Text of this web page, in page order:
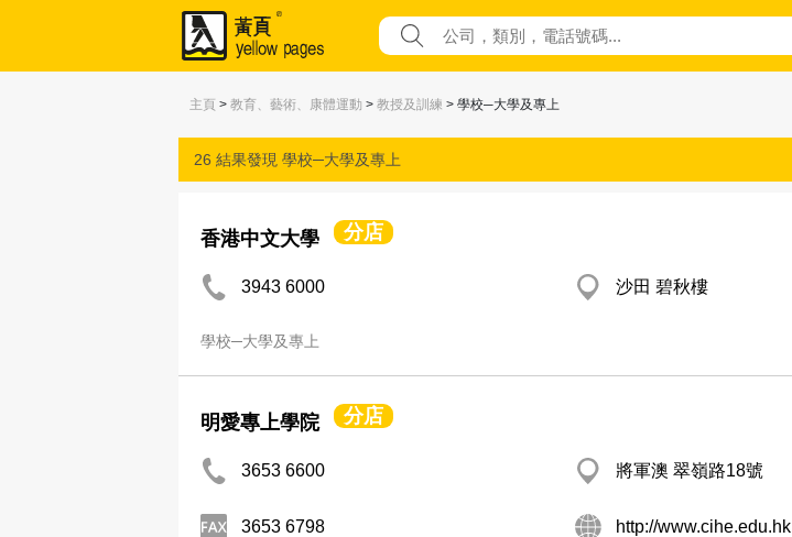
主頁 > 教育、藝術、康體運動 > 教授及訓練 > 學校─大學及專上
26 結果發現 學校─大學及專上
香港中文大學 分店
3943 6000 沙田 碧秋樓
學校─大學及專上
明愛專上學院 分店
3653 6600 將軍澳 翠嶺路18號
3653 6798 http://www.cihe.edu.hk